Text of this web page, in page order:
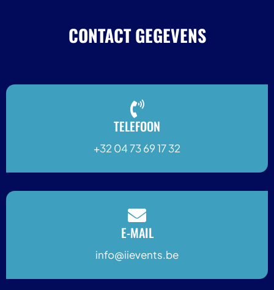
CONTACT GEGEVENS
TELEFOON
+32 04 73 69 17 32
E-MAIL
info@iievents.be